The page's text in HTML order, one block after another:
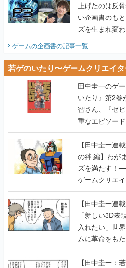
上げたのは反
い企画書のも
ズを生まれ変
ビュー】
ゲームの企画書の記事一覧
若ゲのいたり〜ゲームクリエイ
田中圭一のゲ
いたり』第2巻
智さん、『ゼ
重なエピソー
【田中圭一連載
の絆 編】わが
ズを満たす！
ゲームクリエ
【若ゲのいた
【田中圭一連
「新しい3D表
入れたい」世
ムに革命をも
のいたり】
【田中圭一：